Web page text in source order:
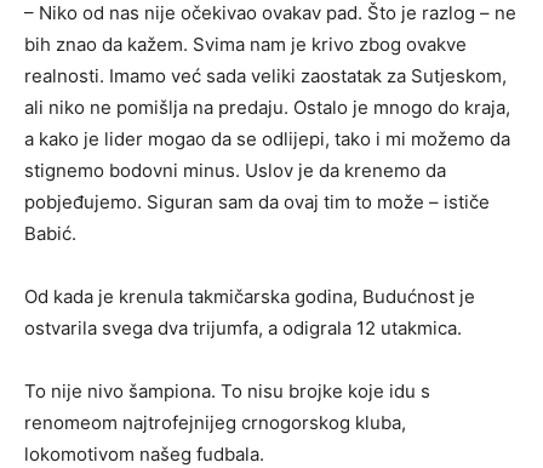
– Niko od nas nije očekivao ovakav pad. Što je razlog – ne
bih znao da kažem. Svima nam je krivo zbog ovakve
realnosti. Imamo već sada veliki zaostatak za Sutjeskom,
ali niko ne pomišlja na predaju. Ostalo je mnogo do kraja,
a kako je lider mogao da se odlijepi, tako i mi možemo da
stignemo bodovni minus. Uslov je da krenemo da
pobjeđujemo. Siguran sam da ovaj tim to može – ističe
Babić.
Od kada je krenula takmičarska godina, Budućnost je
ostvarila svega dva trijumfa, a odigrala 12 utakmica.
To nije nivo šampiona. To nisu brojke koje idu s
renomeom najtrofejnijeg crnogorskog kluba,
lokomotivom našeg fudbala.